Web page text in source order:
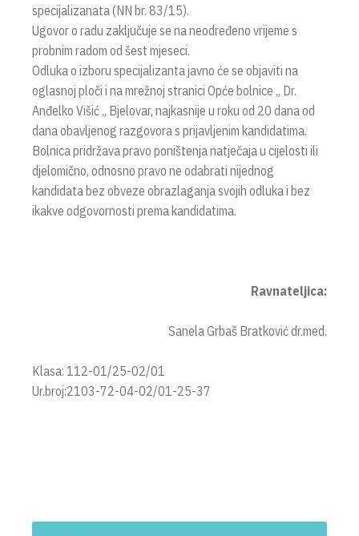
specijalizanata (NN br. 83/15).
Ugovor o radu zaključuje se na neodređeno vrijeme s
probnim radom od šest mjeseci.
Odluka o izboru specijalizanta javno će se objaviti na
oglasnoj ploči i na mrežnoj stranici Opće bolnice „ Dr.
Anđelko Višić „ Bjelovar, najkasnije u roku od 20 dana od
dana obavljenog razgovora s prijavljenim kandidatima.
Bolnica pridržava pravo poništenja natječaja u cijelosti ili
djelomično, odnosno pravo ne odabrati nijednog
kandidata bez obveze obrazlaganja svojih odluka i bez
ikakve odgovornosti prema kandidatima.
Ravnateljica:
Sanela Grbaš Bratković dr.med.
Klasa: 112-01/25-02/01
Ur.broj:2103-72-04-02/01-25-37